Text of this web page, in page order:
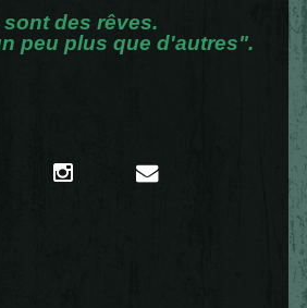
des rêves.
peu plus que d'autres".